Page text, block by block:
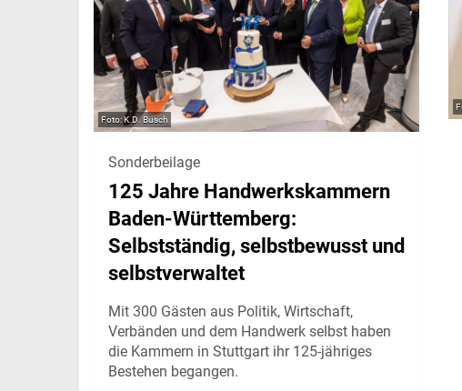
K.D. Busch
Sonderbeilage
125 Jahre Handwerkskammern
Baden-Württemberg:
Selbstständig, selbstbewusst und
selbstverwaltet
Mit 300 Gästen aus Politik, Wirtschaft,
Verbänden und dem Handwerk selbst haben
die Kammern in Stuttgart ihr 125-jähriges
Bestehen begangen.